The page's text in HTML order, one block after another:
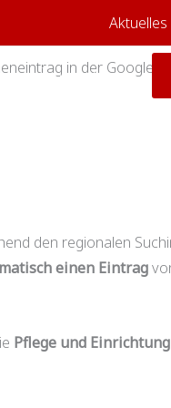
Aktuelles
Über mich
in der Google-
den regionalen
einen Eintrag
Pflege und Einrichtung